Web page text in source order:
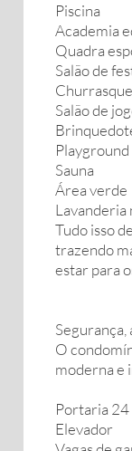
Piscina
Academia
Quadra
Salão de
Salão de
Playground
Sauna
Área verde
Lavanderia
Tudo isso
trazendo
estar para
O
moderna e
Portaria 24
Elevador